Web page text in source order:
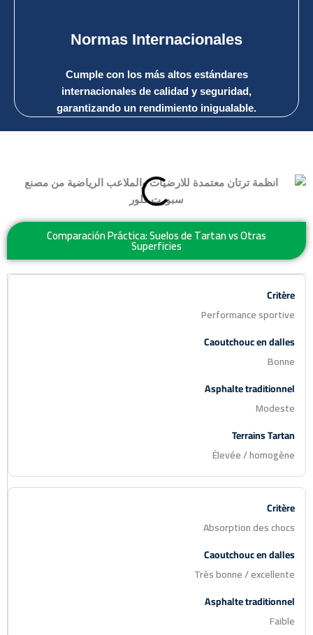
Normas Internacionales
Cumple con los más altos estándares
internacionales de calidad y seguridad,
garantizando un rendimiento inigualable.
Comparación Práctica: Suelos de Tartan vs Otras
Superficies
Performance sportive
Bonne
Modeste
Élevée / homogène
Absorption des chocs
Très bonne / excellente
Faible